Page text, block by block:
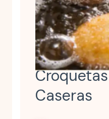
Caseras